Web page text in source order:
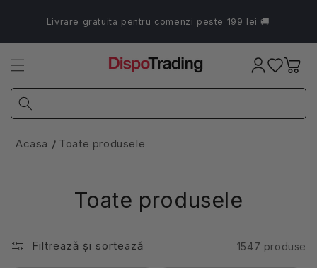
conținutLivrare gratuita pentru comenzi peste 199 lei 🚚
Coș
Acasa Toate produsele
Toate produsele
Filtrează și sortează 1547 produse